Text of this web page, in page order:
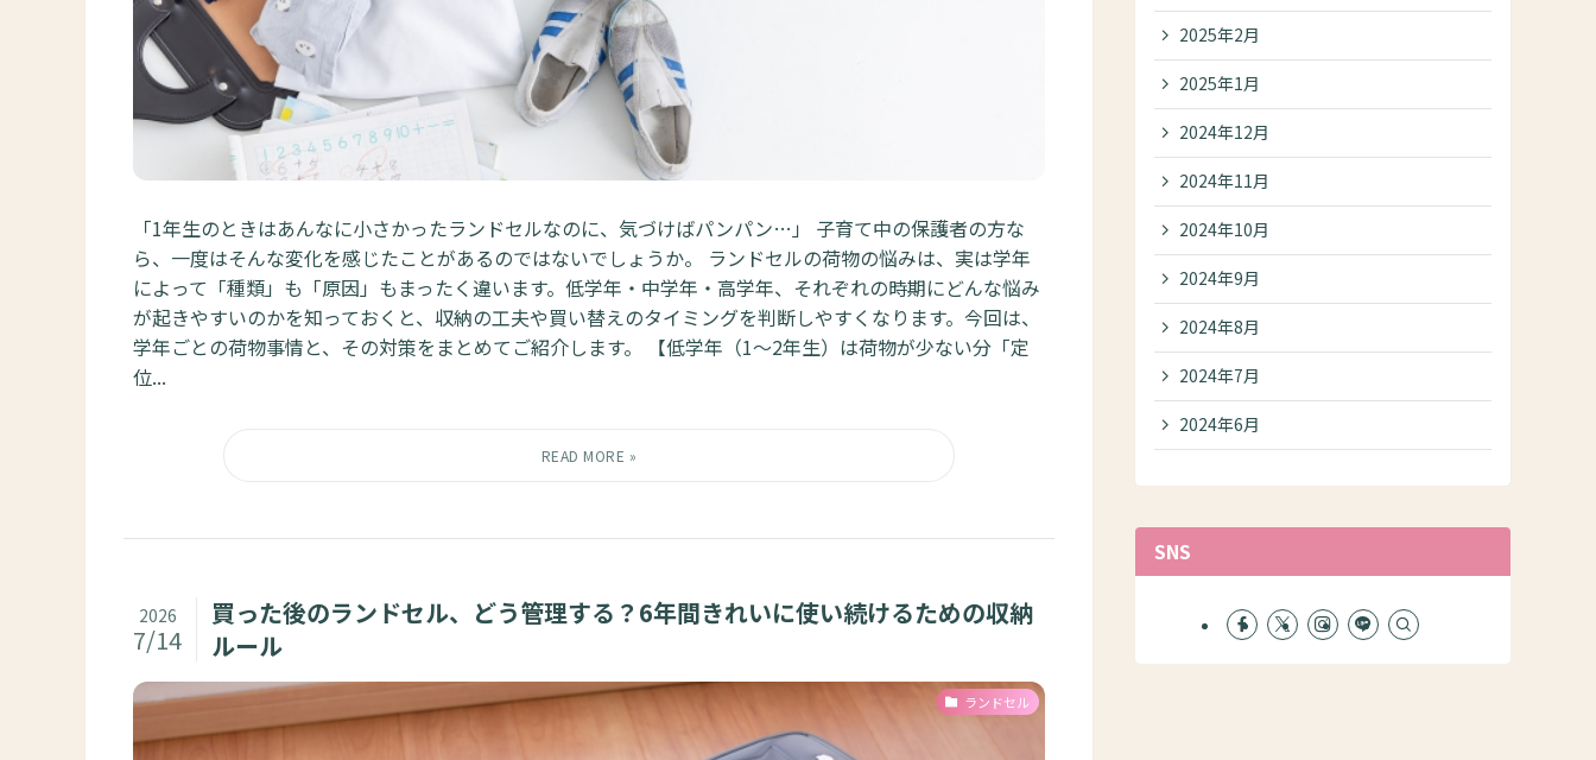
「1年生のときはあんなに小さかったランドセルなのに、気づけばパンパン…」 子育て中の保護者の方な
ら、一度はそんな変化を感じたことがあるのではないでしょうか。 ランドセルの荷物の悩みは、実は学年
によって「種類」も「原因」もまったく違います。低学年・中学年・高学年、それぞれの時期にどんな悩み
が起きやすいのかを知っておくと、収納の工夫や買い替えのタイミングを判断しやすくなります。今回は、
学年ごとの荷物事情と、その対策をまとめてご紹介します。 【低学年（1〜2年生）は荷物が少ない分「定
位...
買った後のランドセル、どう管理する？6年間きれいに使い続けるための収納
ルール
2026
7/14
ランドセル
2025年2月
2025年1月
2024年12月
2024年11月
2024年10月
2024年9月
2024年8月
2024年7月
2024年6月
SNS